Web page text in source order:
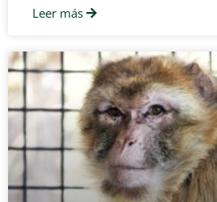
Leer más